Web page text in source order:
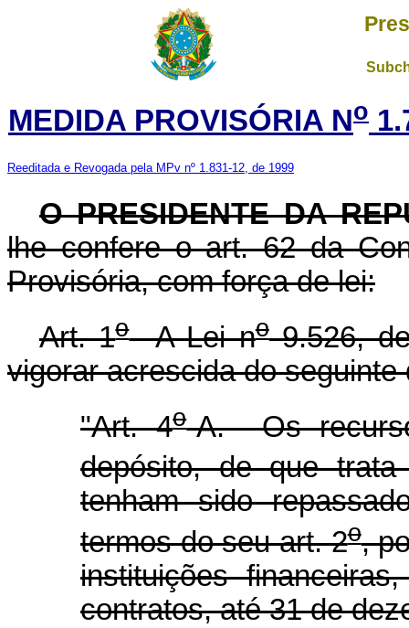
MEDIDA PROVISÓRIA No
Reeditada e Revogada pela MPv nº 1.831-12, de 1999
O PRESIDENTE DA
lhe confere o art. 62 da
Provisória, com força de lei:
Art. 1oA Lei no9.526,
vigorar acrescida do seguinte
"Art. 4o-A. Os
depósito, de que
tenham sido
termos do seu art. 2o,
instituições
contratos, até 31 de